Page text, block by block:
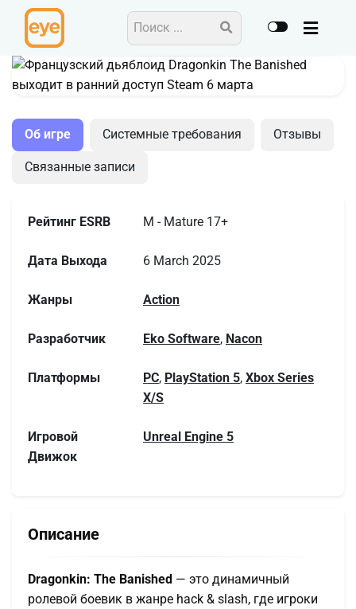
Action
Об игре Системные требования Отзывы
Связанные записи
Рейтинг ESRB M - Mature 17+
Дата Выхода 6 March 2025
Жанры Action
Разработчик Eko Software, Nacon
Платформы PC, PlayStation 5, Xbox Series
X/S
Игровой
Движок
Unreal Engine 5
Описание
Dragonkin: The Banished — это динамичный
ролевой боевик в жанре hack & slash, где игроки